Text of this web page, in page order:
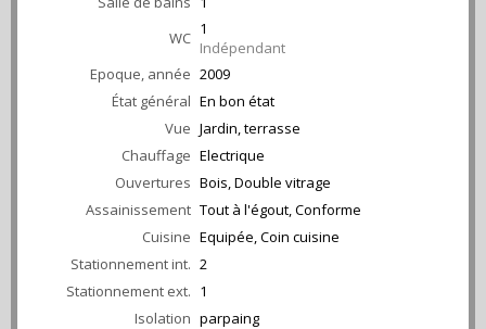
WC 1
Indépendant
Epoque, année 2009
État général En bon état
Vue Jardin, terrasse
Chauffage Electrique
Ouvertures Bois, Double vitrage
Assainissement Tout à l'égout, Conforme
Cuisine Equipée, Coin cuisine
Stationnement int. 2
Stationnement ext. 1
Isolation parpaing